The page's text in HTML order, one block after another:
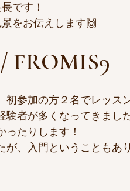
です！
をお伝えします🙌
FROMIS9
初参加の方２名でレッス
験者が多くなってきまし
たりします！
が、入門ということもあ